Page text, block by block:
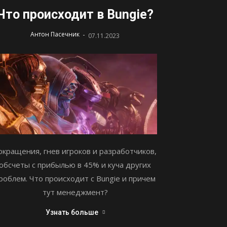
происходит в Bungie?
Антон Пасечник - 07.11.2023
гнев игроков и разработчиков,
с прибылью в 45% и куча других
Что происходит с Bungie и причем
тут менеджмент?
Узнать больше